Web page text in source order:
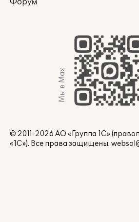
Форум
Мы в Max
© 2011-2026 АО «Группа 1С»
«1С»). Все права защищены.